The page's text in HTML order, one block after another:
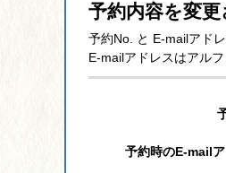
予約内容を変
予約No. と E-mailアド
E-mailアドレスはアル
予約時のE-mail